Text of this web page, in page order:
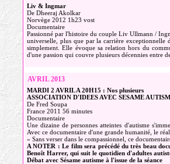
Liv & Ingmar
De Dheeraj Akolkar
Norvège 2012 1h23 vost
Documentaire
Passionné par l'histoire du couple Liv Ullmann /
universelle, plus que par la carrière
simplement. Elle évoque sa relation hors du
d'une passion qui couvre plusieurs décennies entre
AVRIL 2013
MARDI 2 AVRIL A 20H15 : Nos plusieurs
ASSOCIATION D'IDEES AVEC SESAME
De Fred Soupa
France 2011 56 minutes
Documentaire
Une dizaine de personnes atteintes d'autisme
Avec ce documentaire d'une grande humanité, le
« Sans verser dans le compassionnel, ce
A NOTER : Le film sera précédé du très beau
Benoît Harrer, qui suit le quotidien d'adultes
Débat avec Sésame autisme à l'issue de la séance